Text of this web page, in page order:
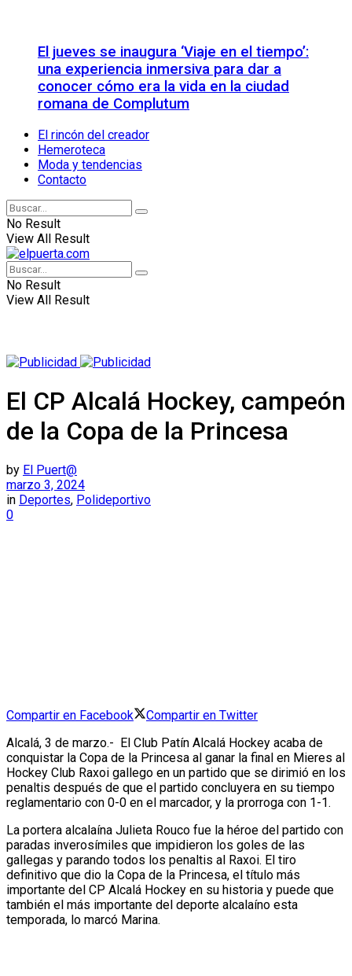
El jueves se inaugura ‘Viaje en el tiempo’:
una experiencia inmersiva para dar a
conocer cómo era la vida en la ciudad
romana de Complutum
El rincón del creador
Hemeroteca
Moda y tendencias
Contacto
No Result
View All Result
No Result
View All Result
El CP Alcalá Hockey, campeón
de la Copa de la Princesa
by El Puert@
marzo 3, 2024
in Deportes, Polideportivo
0
Compartir en Facebook
Compartir en Twitter
Alcalá, 3 de marzo.- El Club Patín Alcalá Hockey acaba de
conquistar la Copa de la Princesa al ganar la final en Mieres al
Hockey Club Raxoi gallego en un partido que se dirimió en los
penaltis después de que el partido concluyera en su tiempo
reglamentario con 0-0 en el marcador, y la prorroga con 1-1.
La portera alcalaína Julieta Rouco fue la héroe del partido con
paradas inverosímiles que impidieron los goles de las
gallegas y parando todos los penaltis al Raxoi. El tiro
definitivo que dio la Copa de la Princesa, el título más
importante del CP Alcalá Hockey en su historia y puede que
también el más importante del deporte alcalaíno esta
temporada, lo marcó Marina.